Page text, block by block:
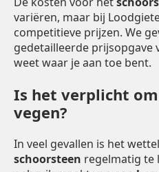
variëren, maar bij
competitieve prijzen. We
gedetailleerde prijsopgave
weet waar je aan toe bent.
Is het verplicht
vegen?
In veel gevallen is het
schoorsteen regelmatig te